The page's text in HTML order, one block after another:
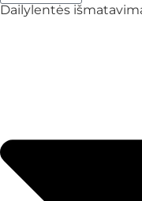
Dailylentės